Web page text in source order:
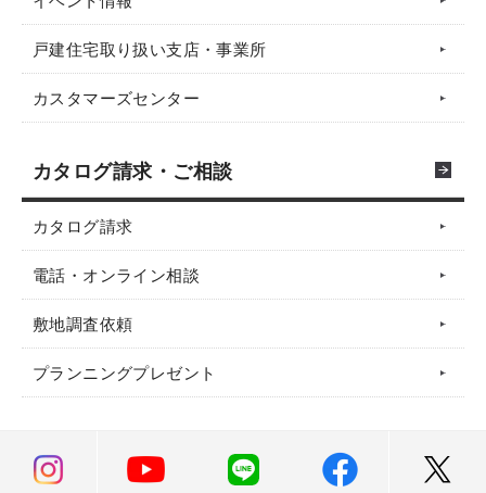
戸建住宅取り扱い支店・事業所
カスタマーズセンター
カタログ請求・ご相談
カタログ請求
電話・オンライン相談
敷地調査依頼
プランニングプレゼント